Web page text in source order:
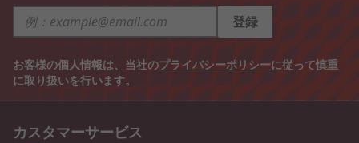
登録
お客様の個人情報は、当社のプライバシーポリシーに従って慎重
に取り扱いを行います。
カスタマーサービス